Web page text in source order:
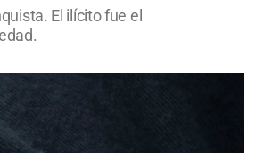
El ilícito fue el